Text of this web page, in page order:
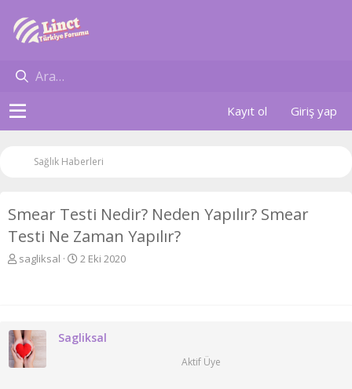
Kayıt ol Giriş yap
Sağlık Haberleri
Smear Testi Nedir? Neden Yapılır? Smear
Testi Ne Zaman Yapılır?
K
u
b
a
ş
sagliksal
B
g
2 Eki 2020
Sagliksal
Aktif Üye